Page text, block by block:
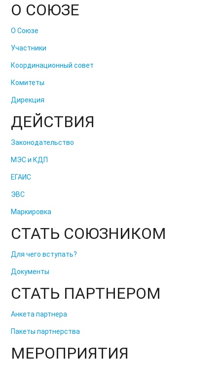
О СОЮЗЕ
О Союзе
Участники
Координационный совет
Комитеты
Дирекция
ДЕЙСТВИЯ
Законодательство
МЭС и КДП
ЕГАИС
ЭВС
Маркировка
СТАТЬ СОЮЗНИКОМ
Для чего вступать?
Документы
СТАТЬ ПАРТНЕРОМ
Анкета партнера
Пакеты партнерства
МЕРОПРИЯТИЯ